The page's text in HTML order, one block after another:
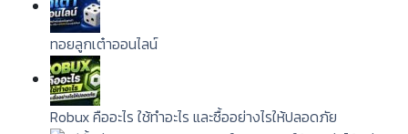
ทอยลูกเต๋าออนไลน์
Robux คืออะไร ใช้ทำอะไร และซื้ออย่างไรให้ปลอดภัย